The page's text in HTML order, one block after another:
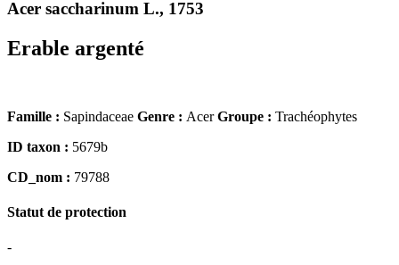
Acer saccharinum L., 1753
Erable argenté
Famille : Sapindaceae Genre : AcerGroupe : Trachéophytes
ID taxon : 5679b
CD_nom : 79788
Statut de protection
-